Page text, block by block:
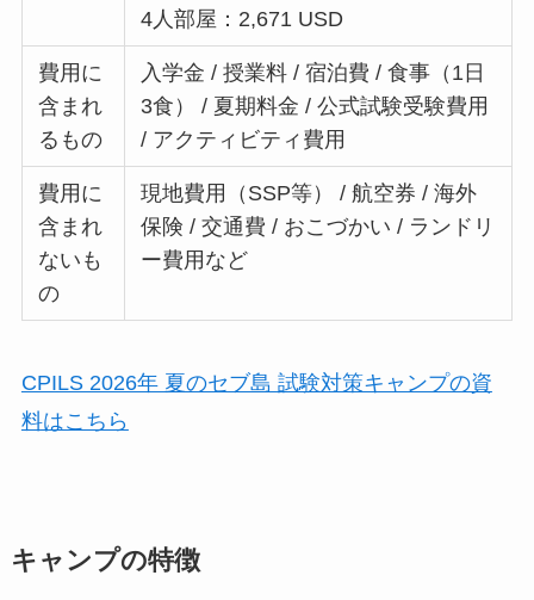
4人部屋：2,671 USD
費用に
含まれ
るもの
入学金 / 授業料 / 宿泊費 / 食事（1日
3食） / 夏期料金 / 公式試験受験費用
/ アクティビティ費用
費用に
含まれ
ないも
の
現地費用（SSP等） / 航空券 / 海外
保険 / 交通費 / おこづかい / ランドリ
ー費用など
CPILS 2026年 夏のセブ島 試験対策キャンプの資
料はこちら
キャンプの特徴